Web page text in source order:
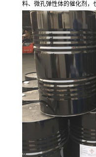
料、微孔弹性体的催化剂，